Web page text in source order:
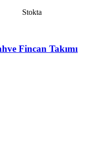
Stokta
Fincan Takımı